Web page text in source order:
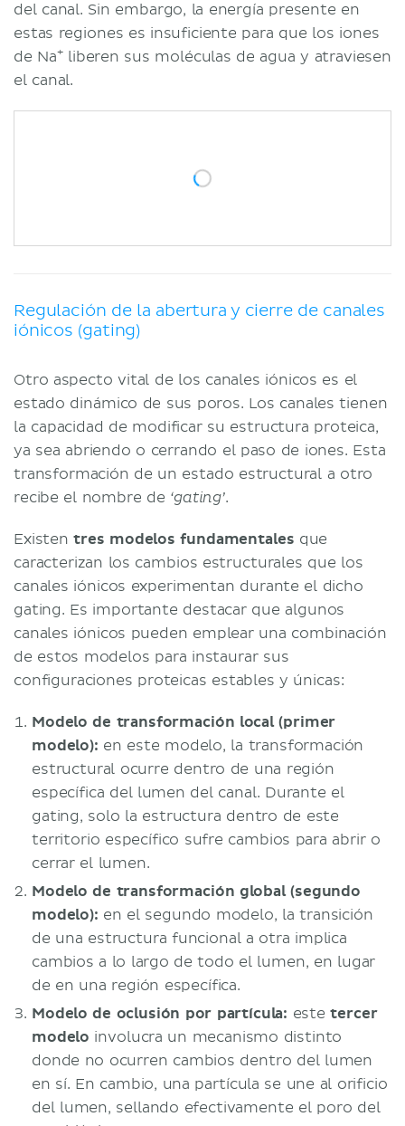
del canal. Sin embargo, la energía presente en
estas regiones es insuficiente para que los iones
de Na+liberen sus moléculas de agua y atraviesen
el canal.
Regulación de la abertura y cierre de canales
iónicos (gating)
Otro aspecto vital de los canales iónicos es el
estado dinámico de sus poros. Los canales tienen
la capacidad de modificar su estructura proteica,
ya sea abriendo o cerrando el paso de iones. Esta
transformación de un estado estructural a otro
recibe el nombre de ‘gating’.
Existentres modelos fundamentales que
caracterizan los cambios estructurales que los
canales iónicos experimentan durante el dicho
gating. Es importante destacar que algunos
canales iónicos pueden emplear una combinación
de estos modelos para instaurar sus
configuraciones proteicas estables y únicas:
Modelo de transformación local (primer
modelo): en este modelo, la transformación
estructural ocurre dentro de una región
específica del lumen del canal. Durante el
gating, solo la estructura dentro de este
territorio específico sufre cambios para abrir o
cerrar el lumen.
Modelo de transformación global (segundo
modelo): en el segundo modelo, la transición
de una estructura funcional a otra implica
cambios a lo largo de todo el lumen, en lugar
de en una región específica.
Modelo de oclusión por partícula: estetercer
modelo involucra un mecanismo distinto
donde no ocurren cambios dentro del lumen
en sí. En cambio, una partícula se une al orificio
del lumen, sellando efectivamente el poro del